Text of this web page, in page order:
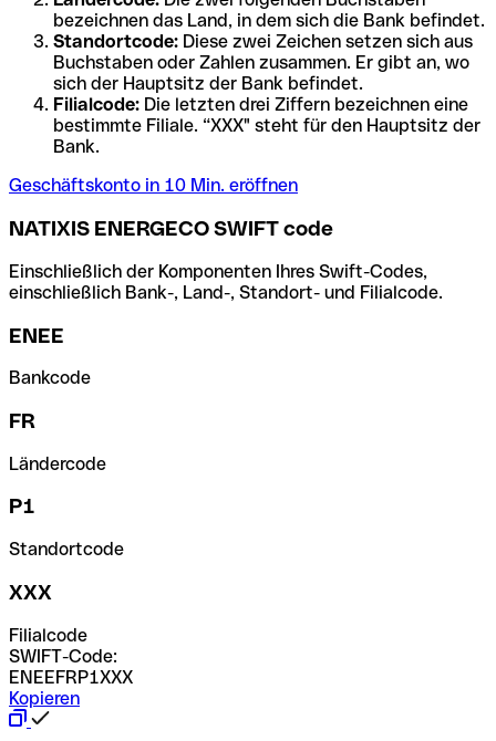
bezeichnen das Land, in dem sich die Bank befindet.
Standortcode: Diese zwei Zeichen setzen sich aus
Buchstaben oder Zahlen zusammen. Er gibt an, wo
sich der Hauptsitz der Bank befindet.
Filialcode: Die letzten drei Ziffern bezeichnen eine
bestimmte Filiale. “XXX" steht für den Hauptsitz der
Bank.
Geschäftskonto in 10 Min. eröffnen
NATIXIS ENERGECO SWIFT code
Einschließlich der Komponenten Ihres Swift-Codes,
einschließlich Bank-, Land-, Standort- und Filialcode.
ENEE
Bankcode
FR
Ländercode
P1
Standortcode
XXX
Filialcode
SWIFT-Code:
ENEEFRP1XXX
Kopieren